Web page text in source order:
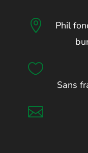

Phil

Sans
